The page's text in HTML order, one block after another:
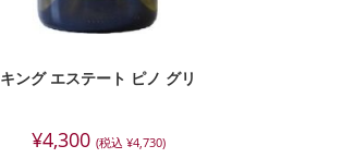
キング エステート ピノ グリ
¥4,300 (税込 ¥4,730)